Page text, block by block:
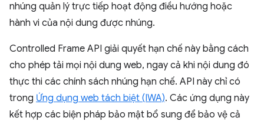
nhúng quản lý trực tiếp hoạt động điều hướng hoặc
hành vi của nội dung được nhúng.
Controlled Frame API giải quyết hạn chế này bằng cách
cho phép tải mọi nội dung web, ngay cả khi nội dung đó
thực thi các chính sách nhúng hạn chế. API này chỉ có
trong Ứng dụng web tách biệt (IWA). Các ứng dụng này
kết hợp các biện pháp bảo mật bổ sung để bảo vệ cả